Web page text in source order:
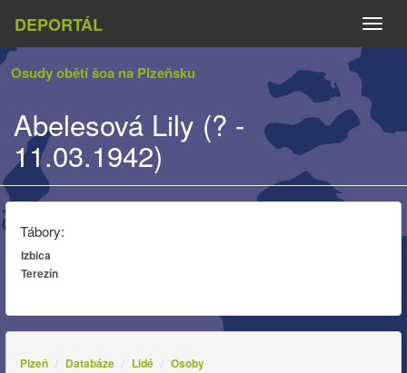
DEPORTÁL
Osudy obětí šoa na Plzeňsku
Abelesová Lily (? -
11.03.1942)
Tábory:
Izbica
Terezín
Plzeň Databáze Lidé Osoby